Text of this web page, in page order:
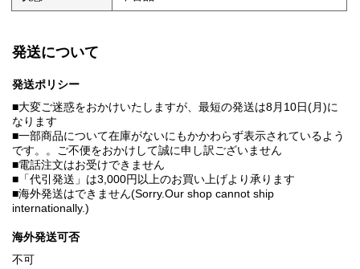
発送について
発送ポリシー
■大変ご迷惑をおかけいたしますが、最短の発送は8月10日(月)に
なります
■一部商品について在庫がないにもかかわらず表示されているよう
です。。ご不便をおかけして誠に申し訳ございません
■電話注文はお受けできません
■「代引発送」は3,000円以上のお買い上げより承ります
■海外発送はできません(Sorry.Our shop cannot ship
internationally.)
海外発送可否
不可